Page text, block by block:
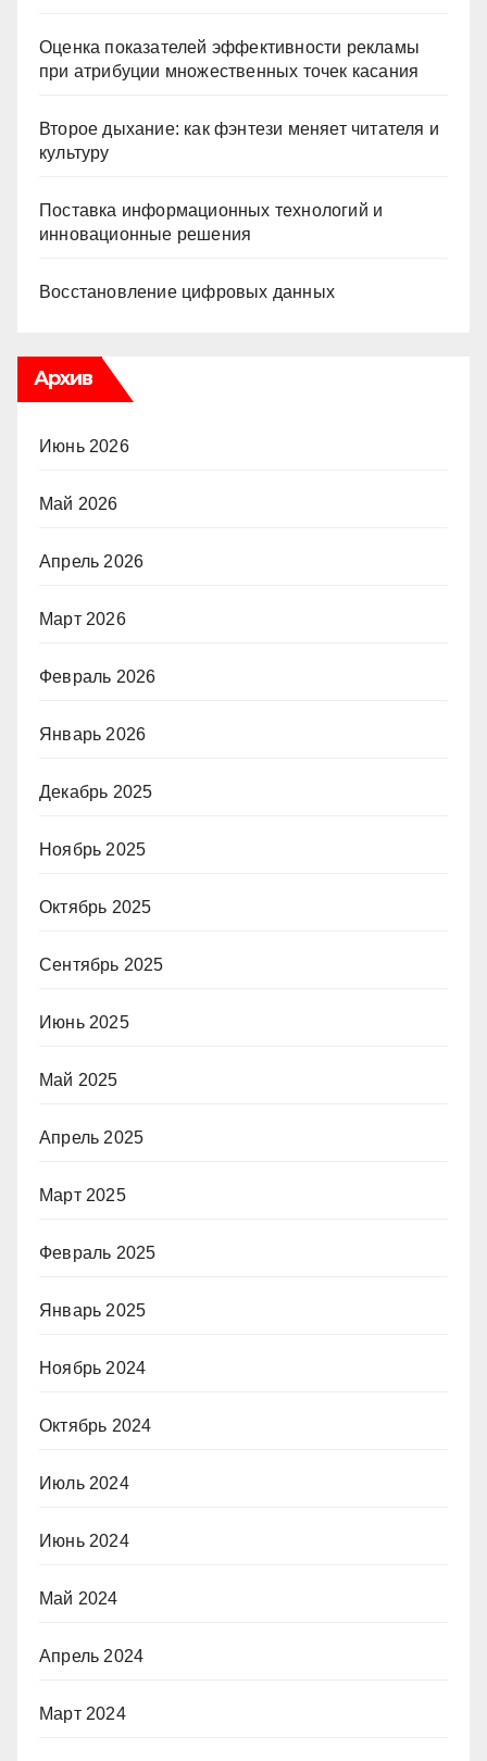
Оценка показателей эффективности рекламы
при атрибуции множественных точек касания
Второе дыхание: как фэнтези меняет читателя и
культуру
Поставка информационных технологий и
инновационные решения
Восстановление цифровых данных
Архив
Июнь 2026
Май 2026
Апрель 2026
Март 2026
Февраль 2026
Январь 2026
Декабрь 2025
Ноябрь 2025
Октябрь 2025
Сентябрь 2025
Июнь 2025
Май 2025
Апрель 2025
Март 2025
Февраль 2025
Январь 2025
Ноябрь 2024
Октябрь 2024
Июль 2024
Июнь 2024
Май 2024
Апрель 2024
Март 2024